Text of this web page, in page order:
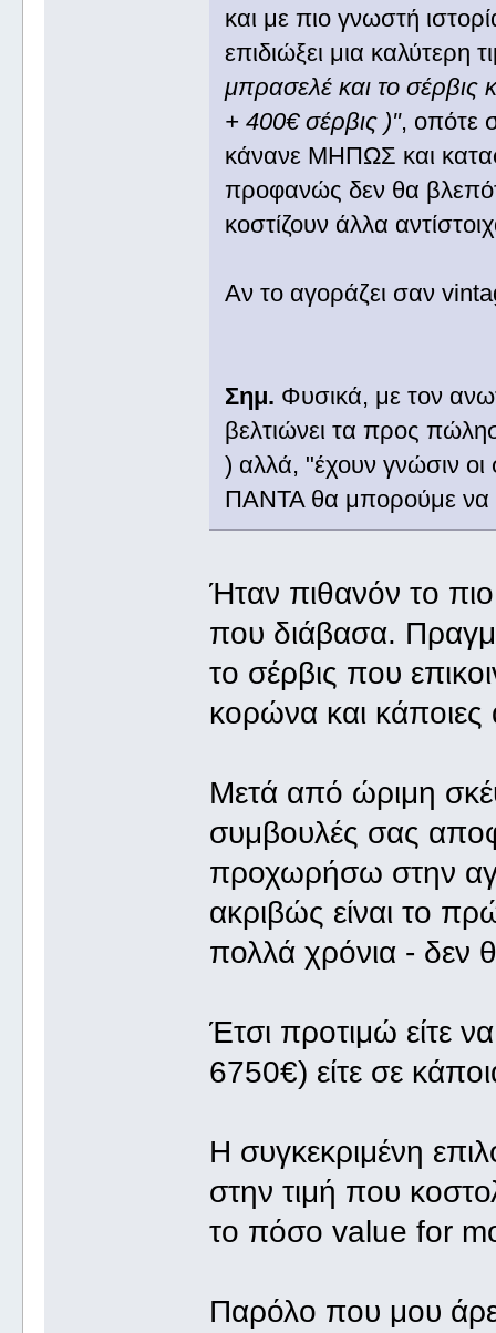
και με πιο γνωστή
επιδιώξει μια καλύτερη
μπρασελέ και το σέρβις
+ 400€ σέρβις )", οπότε
κάνανε ΜΗΠΩΣ και
προφανώς δεν θα
κοστίζουν άλλα
Αν το αγοράζει σαν
Σημ. Φυσικά, με τον
βελτιώνει τα προς
) αλλά, "έχουν γνώσιν οι
ΠΑΝΤΑ θα μπορούμε να
Ήταν πιθανόν το
που διάβασα.
το σέρβις που
κορώνα και κάποιες
Μετά από ώριμη
συμβουλές σας
προχωρήσω στην
ακριβώς είναι το
πολλά χρόνια - δεν
Έτσι προτιμώ είτε
6750€) είτε σε
Η συγκεκριμένη
στην τιμή που
το πόσο value for
Παρόλο που μου